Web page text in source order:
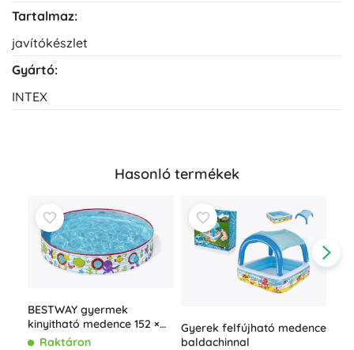
Tartalmaz:
javítókészlet
Gyártó:
INTEX
Hasonló termékek
BESTWAY gyermek
kinyitható medence 152 ×
25 cm
Raktáron
Gyerek felfújható medence
baldachinnal